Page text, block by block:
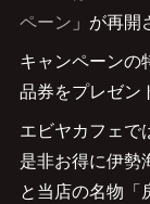
ペーン 」が再開
キャンペーンの
品券をプレゼン
エビヤカフェで
是非お得に伊勢
と当店の名物「